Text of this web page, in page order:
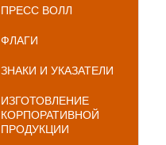
ПРЕСС ВОЛЛ
ФЛАГИ
ЗНАКИ И УКАЗАТЕЛИ
ИЗГОТОВЛЕНИЕ
КОРПОРАТИВНОЙ
ПРОДУКЦИИ